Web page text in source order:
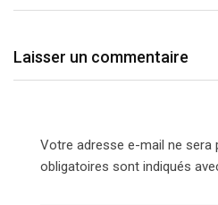
Laisser un commentaire
Votre adresse e-mail ne sera
obligatoires sont indiqués